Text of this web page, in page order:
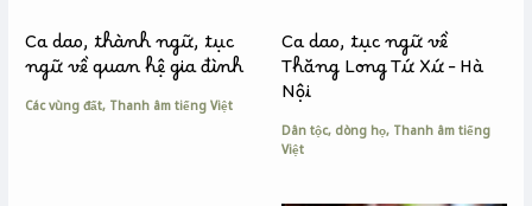
k
e
r
k
Ca dao, thành ngữ, tục
ngữ về quan hệ gia đình
Các vùng đất, Thanh âm tiếng Việt
Ca dao, tục ngữ về
Thăng Long Tứ Xứ – Hà
Nội
Dân tộc, dòng họ, Thanh âm tiếng
Việt